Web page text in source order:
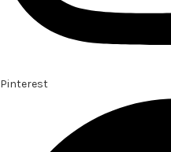
Pinterest